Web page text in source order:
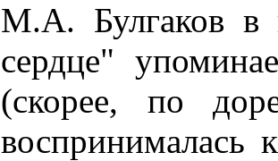
М.А. Булгаков в
сердце"
(скорее, по
воспринималась